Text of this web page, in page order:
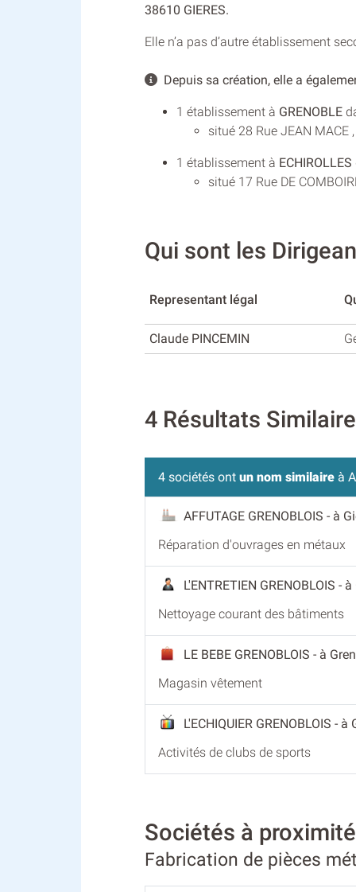
38610 GIERES.
Elle n’a pas d’autre établissement
Depuis sa création, elle a
1 établissement à GRENOBLE
situé 28 Rue JEAN
1 établissement à ECHIROLLES
situé 17 Rue DE
Qui sont les
Representant légal
Claude PINCEMIN
4 Résultats
4 sociétés ont un nom similaire à
AFFUTAGE GRENOBLOIS - à
Réparation d'ouvrages en métaux
L'ENTRETIEN GRENOBLOIS - à
Nettoyage courant des bâtiments
LE BEBE GRENOBLOIS - à
Magasin vêtement
L'ECHIQUIER GRENOBLOIS - à
Activités de clubs de sports
Sociétés à proximité
Fabrication de pièces